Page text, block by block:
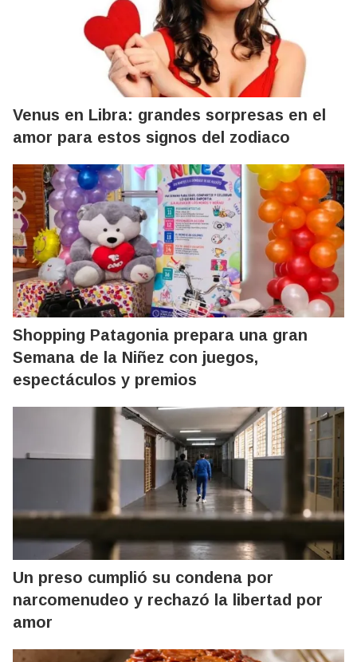
Venus en Libra: grandes sorpresas en el
amor para estos signos del zodiaco
Shopping Patagonia prepara una gran
Semana de la Niñez con juegos,
espectáculos y premios
Un preso cumplió su condena por
narcomenudeo y rechazó la libertad por
amor